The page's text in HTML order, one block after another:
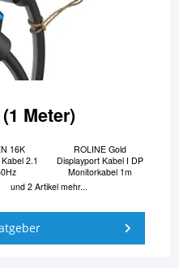
Meter)
16K
2.1
ROLINE Gold
Displayport Kabel I DP
Monitorkabel 1m
und 2 Artikel mehr...